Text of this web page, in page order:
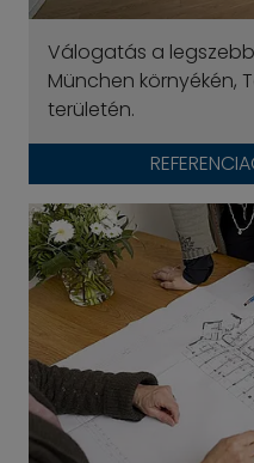
Válogatás a
München környékén,
területén.